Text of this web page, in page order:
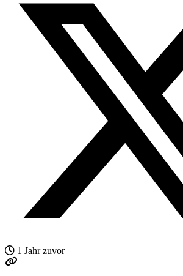
1 Jahr zuvor